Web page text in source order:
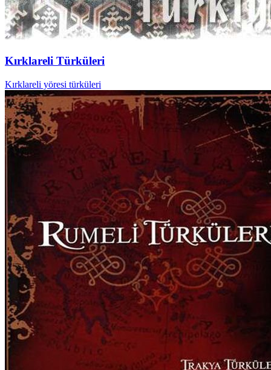
Kırklareli Türküleri
Kırklareli yöresi türküleri